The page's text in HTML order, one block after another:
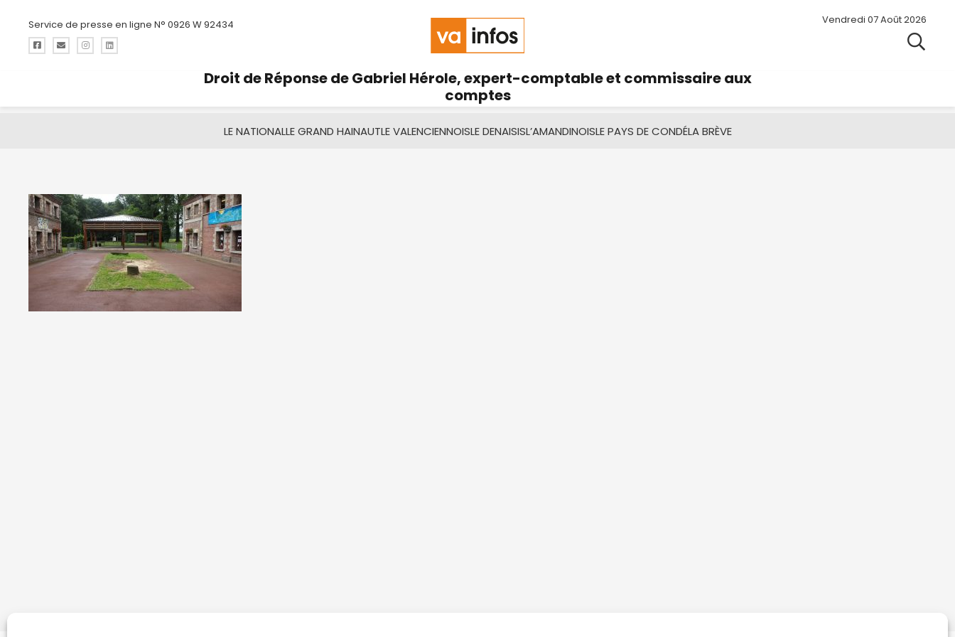
Service de presse en ligne N° 0926 W 92434 Vendredi 07 Août 2026
Droit de Réponse de Gabriel Hérole, expert-comptable et commissaire aux
comptes
LE NATIONALLE GRAND HAINAUTLE VALENCIENNOISLE DENAISISL’AMANDINOISLE PAYS DE CONDÉLA BRÈVE